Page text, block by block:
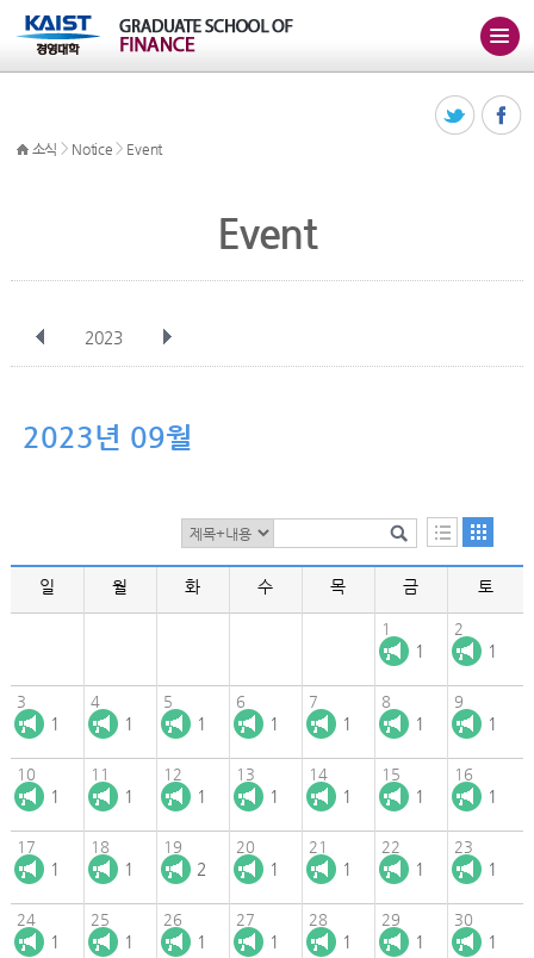
소식 > Notice > Event
Event
2023
12월
2023년 09월
일 월 화 수 목 금 토
1
1
2
1
3
1
4
1
5
1
6
1
7
1
8
1
9
1
10
1
11
1
12
1
13
1
14
1
15
1
16
1
17
1
18
1
19
2
20
1
21
1
22
1
23
1
24
1
25
1
26
1
27
1
28
1
29
1
30
1